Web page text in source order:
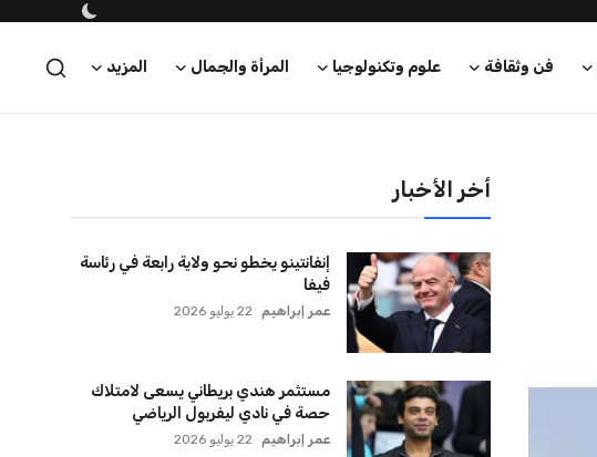
فن وثقافة علوم وتكنولوجيا المرأة والجمال المزيد
أخر الأخبار
إنفانتينو يخطو نحو ولاية رابعة في رئاسة
فيفا
عمر إبراهيم 22 يوليو 2026
مستثمر هندي بريطاني يسعى لامتلاك
حصة في نادي ليفربول الرياضي
عمر إبراهيم 22 يوليو 2026